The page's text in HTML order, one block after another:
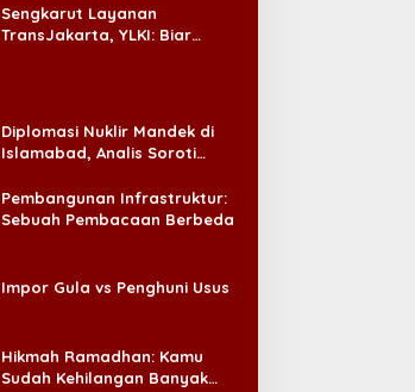
Ada ‘Badai Pemeriksaan’
Sengkarut Layanan
TransJakarta, YLKI: Biar
Diplomasi Nuklir Mandek di
Islamabad, Analis Soroti
Pembangunan Infrastruktur:
Sebuah Pembacaan Berbeda
Impor Gula vs Penghuni Usus
Hikmah Ramadhan: Kamu
Sudah Kehilangan Banyak